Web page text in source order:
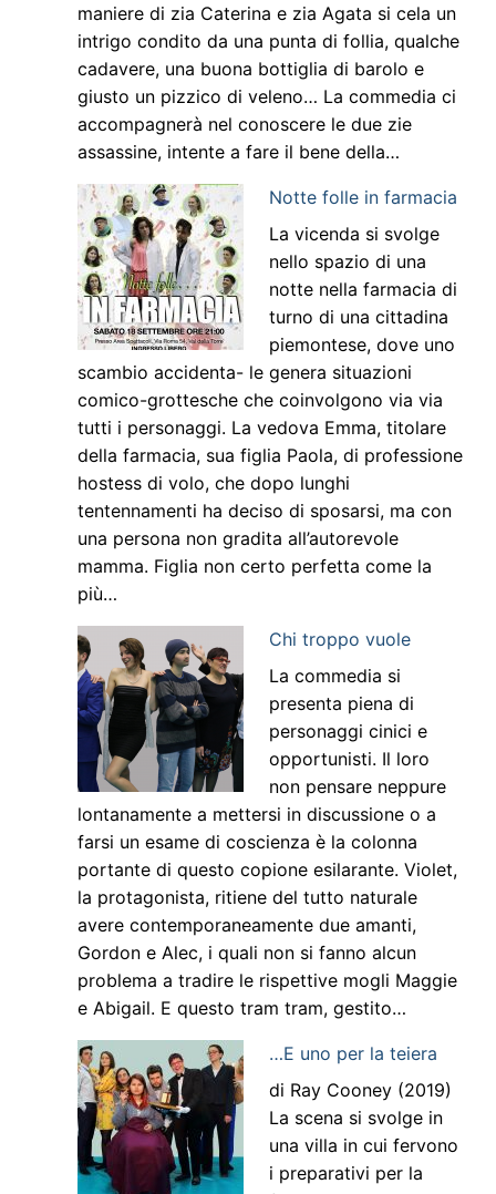
maniere di zia Caterina e zia Agata si cela un
intrigo condito da una punta di follia, qualche
cadavere, una buona bottiglia di barolo e
giusto un pizzico di veleno… La commedia ci
accompagnerà nel conoscere le due zie
assassine, intente a fare il bene della…
Notte folle in farmacia
La vicenda si svolge
nello spazio di una
notte nella farmacia di
turno di una cittadina
piemontese, dove uno
scambio accidenta- le genera situazioni
comico-grottesche che coinvolgono via via
tutti i personaggi. La vedova Emma, titolare
della farmacia, sua figlia Paola, di professione
hostess di volo, che dopo lunghi
tentennamenti ha deciso di sposarsi, ma con
una persona non gradita all’autorevole
mamma. Figlia non certo perfetta come la
più…
Chi troppo vuole
La commedia si
presenta piena di
personaggi cinici e
opportunisti. Il loro
non pensare neppure
lontanamente a mettersi in discussione o a
farsi un esame di coscienza è la colonna
portante di questo copione esilarante. Violet,
la protagonista, ritiene del tutto naturale
avere contemporaneamente due amanti,
Gordon e Alec, i quali non si fanno alcun
problema a tradire le rispettive mogli Maggie
e Abigail. E questo tram tram, gestito…
…E uno per la teiera
di Ray Cooney (2019)
La scena si svolge in
una villa in cui fervono
i preparativi per la